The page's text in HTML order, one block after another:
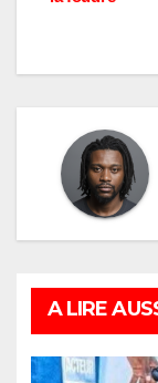
A LIRE